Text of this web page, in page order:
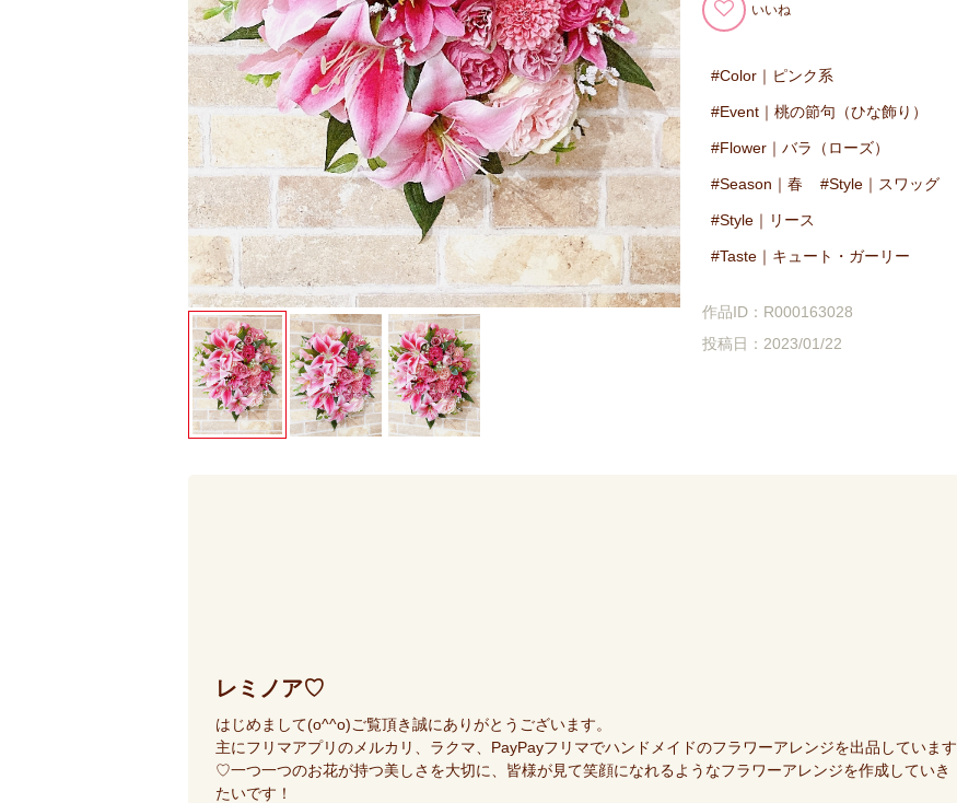
いいね
Color｜ピンク系
Event｜桃の節句（ひな飾り）
Flower｜バラ（ローズ）
Season｜春 Style｜スワッグ
Style｜リース
Taste｜キュート・ガーリー
作品ID：R000163028
投稿日：2023/01/22
レミノア♡
はじめまして(o^^o)ご覧頂き誠にありがとうございます。
主にフリマアプリのメルカリ、ラクマ、PayPayフリマでハンドメイドのフラワーアレンジを出品しています
♡一つ一つのお花が持つ美しさを大切に、皆様が見て笑顔になれるようなフラワーアレンジを作成していき
たいです！